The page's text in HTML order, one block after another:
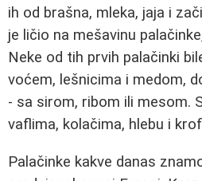
ih od brašna, mleka, jaja i
je ličio na mešavinu
Neke od tih prvih palačinki
voćem, lešnicima i medom,
- sa sirom, ribom ili mesom.
vaflima, kolačima, hlebu i
Palačinke kakve danas